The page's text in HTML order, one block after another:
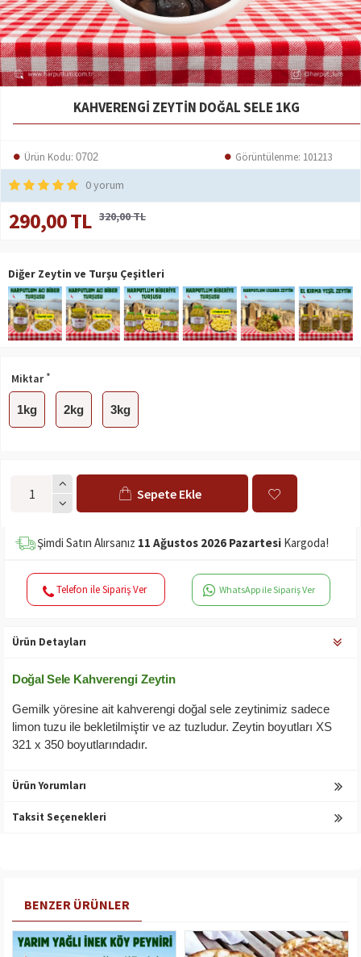
KAHVERENGI ZEYTIN DOĞAL SELE 1KG
Ürün Kodu: 0702 Görüntülenme: 101213
0 yorum
290,00 TL 320,00 TL
Diğer Zeytin ve Turşu Çeşitleri
Miktar
1kg 2kg 3kg
Sepete Ekle
Şimdi Satın Alırsanız 11 Ağustos 2026 Pazartesi Kargoda!
Telefon ile Sipariş Ver WhatsApp ile Sipariş Ver
Ürün Detayları
Doğal Sele Kahverengi Zeytin
Gemilk yöresine ait kahverengi doğal sele zeytinimiz sadece
limon tuzu ile bekletilmiştir ve az tuzludur. Zeytin boyutları XS
321 x 350 boyutlarındadır.
Ürün Yorumları
Taksit Seçenekleri
BENZER ÜRÜNLER